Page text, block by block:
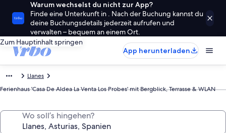
Warum wechselst du nicht zur App?
Finde eine Unterkunft in . Nach der Buchung kannst du
deine Buchungsdetails jederzeit aufrufen und
verwalten – bequem an einem Ort.
Zum Hauptinhalt springen
App herunterladen
Llanes
Ferienhaus 'Casa De Aldea La Venta Los Probes' mit Bergblick, Terrasse & WLAN
Wo soll’s hingehen?